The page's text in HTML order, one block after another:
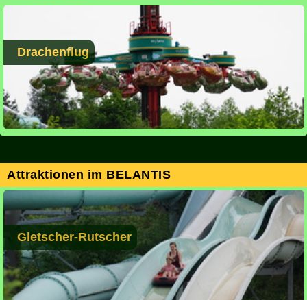
Drachenflug
Attraktionen im BELANTIS
Gletscher-Rutscher